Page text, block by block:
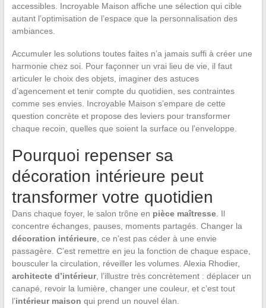
accessibles. Incroyable Maison affiche une sélection qui cible
autant l’optimisation de l’espace que la personnalisation des
ambiances.
Accumuler les solutions toutes faites n’a jamais suffi à créer une
harmonie chez soi. Pour façonner un vrai lieu de vie, il faut
articuler le choix des objets, imaginer des astuces
d’agencement et tenir compte du quotidien, ses contraintes
comme ses envies. Incroyable Maison s’empare de cette
question concrète et propose des leviers pour transformer
chaque recoin, quelles que soient la surface ou l’enveloppe.
Pourquoi repenser sa
décoration intérieure peut
transformer votre quotidien
Dans chaque foyer, le salon trône en pièce maîtresse. Il
concentre échanges, pauses, moments partagés. Changer la
décoration intérieure, ce n’est pas céder à une envie
passagère. C’est remettre en jeu la fonction de chaque espace,
bousculer la circulation, réveiller les volumes. Alexia Rhodier,
architecte d’intérieur, l’illustre très concrètement : déplacer un
canapé, revoir la lumière, changer une couleur, et c’est tout
l’intérieur maison qui prend un nouvel élan.